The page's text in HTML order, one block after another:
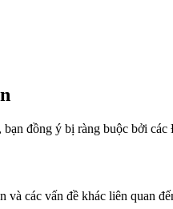
đồng ý bị ràng buộc bởi
các vấn đề khác liên quan